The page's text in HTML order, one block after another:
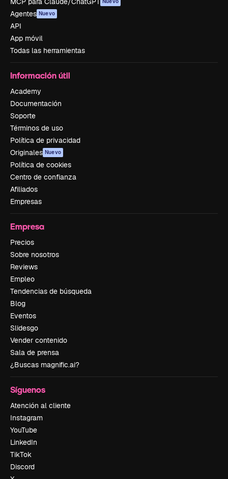
Agentes Nuevo
API
App móvil
Todas las herramientas
Información útil
Academy
Documentación
Soporte
Términos de uso
Política de privacidad
Originales Nuevo
Política de cookies
Centro de confianza
Afiliados
Empresas
Empresa
Precios
Sobre nosotros
Reviews
Empleo
Tendencias de búsqueda
Blog
Eventos
Slidesgo
Vender contenido
Sala de prensa
¿Buscas magnific.ai?
Síguenos
Atención al cliente
Instagram
YouTube
LinkedIn
TikTok
Discord